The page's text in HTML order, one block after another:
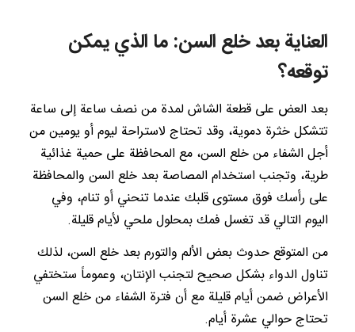
العناية بعد خلع السن: ما الذي يمكن
توقعه؟
بعد العض على قطعة الشاش لمدة من نصف ساعة إلى ساعة
تتشكل خثرة دموية، وقد تحتاج لاستراحة ليوم أو يومين من
أجل الشفاء من خلع السن، مع المحافظة على حمية غذائية
طرية، وتجنب استخدام المصاصة بعد خلع السن والمحافظة
على رأسك فوق مستوى قلبك عندما تنحني أو تنام، وفي
اليوم التالي قد تغسل فمك بمحلول ملحي لأيام قليلة.
من المتوقع حدوث بعض الألم والتورم بعد خلع السن، لذلك
تناول الدواء بشكل صحيح لتجنب الإنتان، وعموماً ستختفي
الأعراض ضمن أيام قليلة مع أن فترة الشفاء من خلع السن
تحتاج حوالي عشرة أيام.